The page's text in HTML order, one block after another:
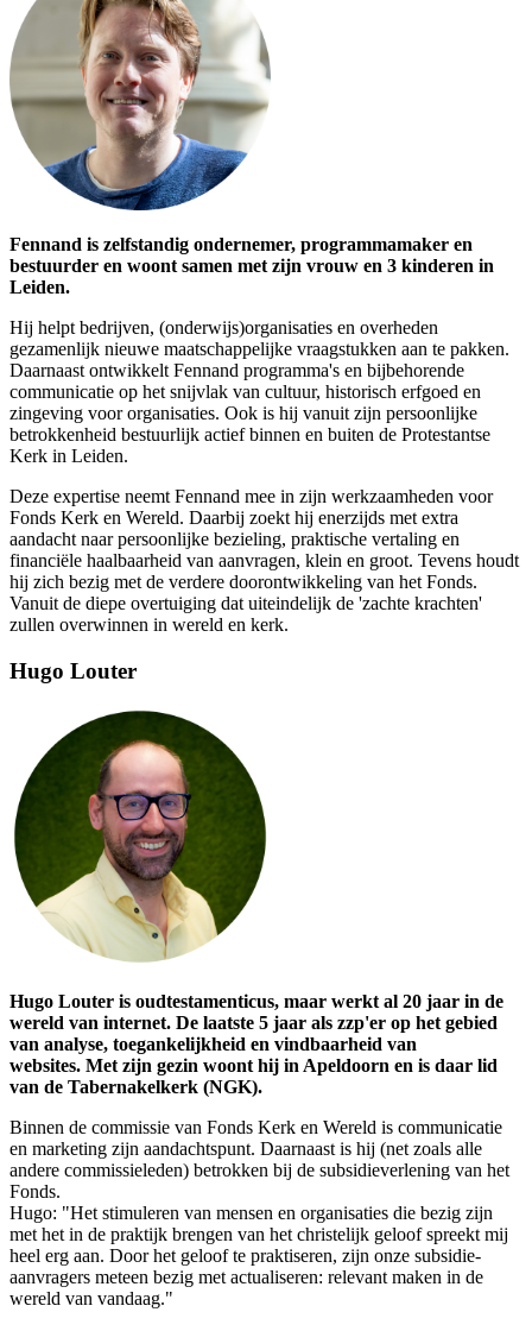
Fennand is zelfstandig ondernemer, programmamaker en
bestuurder en woont samen met zijn vrouw en 3 kinderen in
Leiden.
Hij helpt bedrijven, (onderwijs)organisaties en overheden
gezamenlijk nieuwe maatschappelijke vraagstukken aan te pakken.
Daarnaast ontwikkelt Fennand programma's en bijbehorende
communicatie op het snijvlak van cultuur, historisch erfgoed en
zingeving voor organisaties. Ook is hij vanuit zijn persoonlijke
betrokkenheid bestuurlijk actief binnen en buiten de Protestantse
Kerk in Leiden.
Deze expertise neemt Fennand mee in zijn werkzaamheden voor
Fonds Kerk en Wereld. Daarbij zoekt hij enerzijds met extra
aandacht naar persoonlijke bezieling, praktische vertaling en
financiële haalbaarheid van aanvragen, klein en groot. Tevens houdt
hij zich bezig met de verdere doorontwikkeling van het Fonds.
Vanuit de diepe overtuiging dat uiteindelijk de 'zachte krachten'
zullen overwinnen in wereld en kerk.
Hugo Louter
Hugo Louter is oudtestamenticus, maar werkt al 20 jaar in de
wereld van internet. De laatste 5 jaar als zzp'er op het gebied
van analyse, toegankelijkheid en vindbaarheid van
websites. Met zijn gezin woont hij in Apeldoorn en is daar lid
van de Tabernakelkerk (NGK).
Binnen de commissie van Fonds Kerk en Wereld is communicatie
en marketing zijn aandachtspunt. Daarnaast is hij (net zoals alle
andere commissieleden) betrokken bij de subsidieverlening van het
Fonds.
Hugo: "Het stimuleren van mensen en organisaties die bezig zijn
met het in de praktijk brengen van het christelijk geloof spreekt mij
heel erg aan. Door het geloof te praktiseren, zijn onze subsidie-
aanvragers meteen bezig met actualiseren: relevant maken in de
wereld van vandaag."